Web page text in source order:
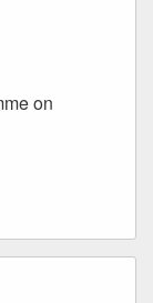
on